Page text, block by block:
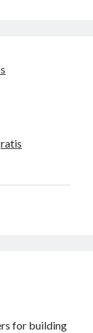
for building